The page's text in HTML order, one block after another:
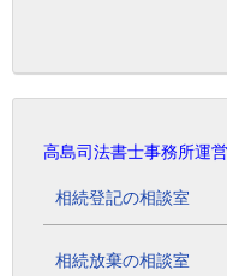
高島司法書士事務所運
相続登記の相談室
相続放棄の相談室